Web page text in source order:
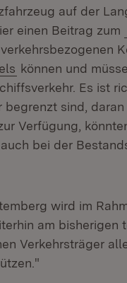
auf der
einen Beitrag zum
(Öffnet in neuem
können und
Es ist
sind,
Verfügung,
bei der
wird im
neuem Fenster)
am bisherigen
Verkehrsträger